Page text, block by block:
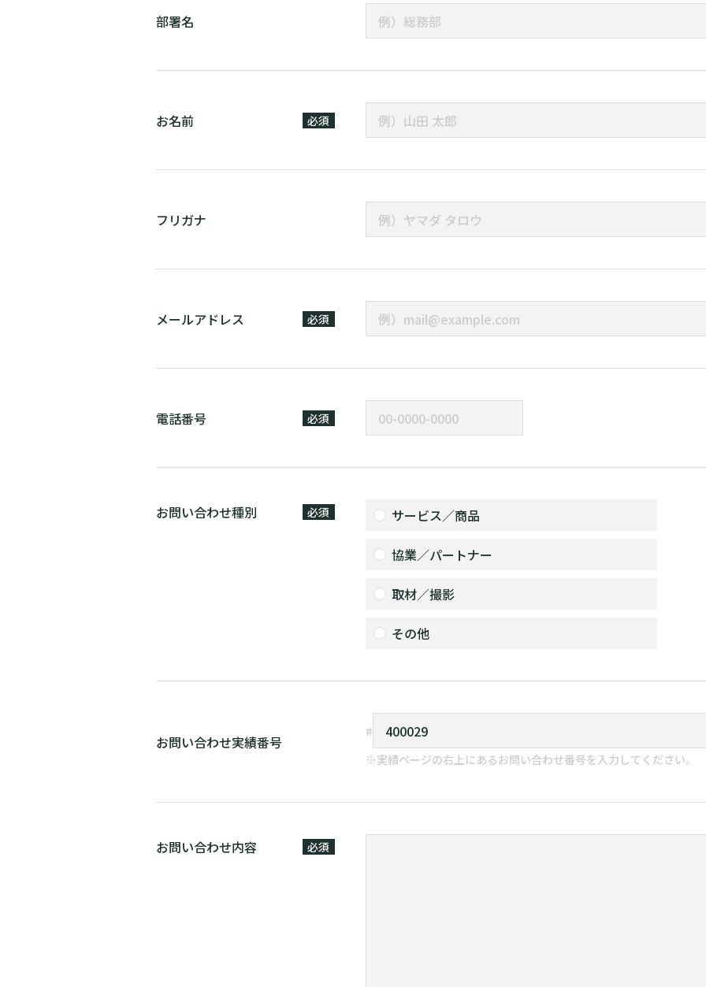
部署名
お名前 必須
フリガナ
メールアドレス 必須
電話番号 必須
お問い合わせ種別 必須 サービス／商品
協業／パートナー
取材／撮影
その他
お問い合わせ実績番号
※実績ページの右上にあるお問い合わせ番号を入力してください。
お問い合わせ内容 必須